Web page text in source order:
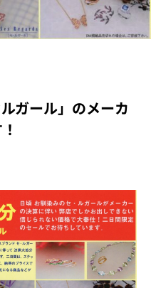
ガール」のメーカ